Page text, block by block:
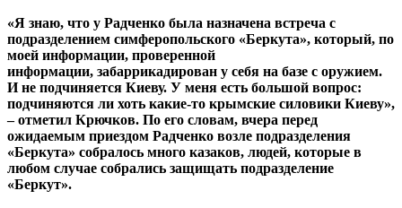
«Я знаю, что у Радченко была назначена встреча с
подразделением симферопольского «Беркута», который, по
моей информации, проверенной
информации, забаррикадирован у себя на базе с оружием.
И не подчиняется Киеву. У меня есть большой вопрос:
подчиняются ли хоть какие-то крымские силовики Киеву»,
– отметил Крючков. По его словам, вчера перед
ожидаемым приездом Радченко возле подразделения
«Беркута» собралось много казаков, людей, которые в
любом случае собрались защищать подразделение
«Беркут».